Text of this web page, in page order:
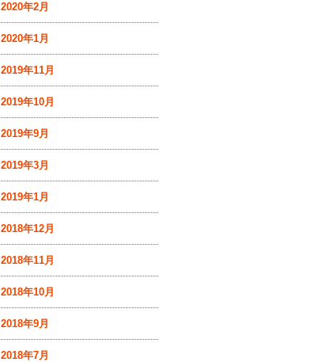
2020年2月
2020年1月
2019年11月
2019年10月
2019年9月
2019年3月
2019年1月
2018年12月
2018年11月
2018年10月
2018年9月
2018年7月